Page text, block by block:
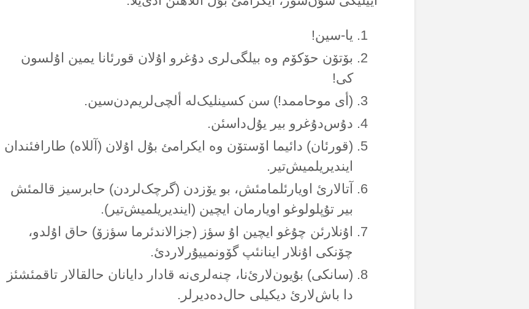
یا-سین!
بۆتۆن حۆکۆم وە بیلگی‌لری دۇغرو اۇلان قورئانا یمین اۇلسون
کی!
(أی موحاممد!) سن کسینلیک‌لە ألچی‌لریم‌دن‌سین.
دۇس‌دۇغرو بیر یۇل‌داسئن.
(قورئان) دائیما اۆستۆن وە ایکرامئ بۇل اۇلان (آللاە) طارافئندان
ایندیریلمیش‌تیر.
آتالارئ اویارئلمامئش، بو یۆزدن (گرچک‌لردن) حابرسیز قالمئش
بیر تۇپلولوغو اویارمان ایچین (ایندیریلمیش‌تیر).
اۇنلارئن چۇغو ایچین اۇ سؤز (جزالاندئرما سؤزۆ) حاق اۇلدو،
چۆنکی اۇنلار اینانئپ گۆونمییۇرلاردئ.
(سانکی) بۇیون‌لارئ‌نا، چنەلری‌نە قادار دایانان حالقالار تاقمئشئز
دا باش‌لارئ دیکیلی حال‌دەدیرلر.